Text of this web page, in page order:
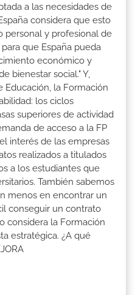
a las necesidades de
considera que esto
personal y profesional de
que España pueda
económico y
bienestar social." Y,
la Formación
los ciclos
superiores de actividad
de acceso a la FP
interés de las empresas
realizados a titulados
a los estudiantes que
También sabemos
menos en encontrar un
conseguir un contrato
considera la Formación
estratégica. ¿A qué